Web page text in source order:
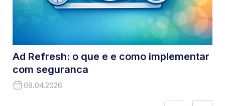
Ad Refresh: o que e e como implementar
com seguranca
08.04.2026